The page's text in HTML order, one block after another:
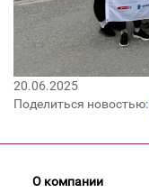
20.06.2025
Поделиться новостью:
О компании